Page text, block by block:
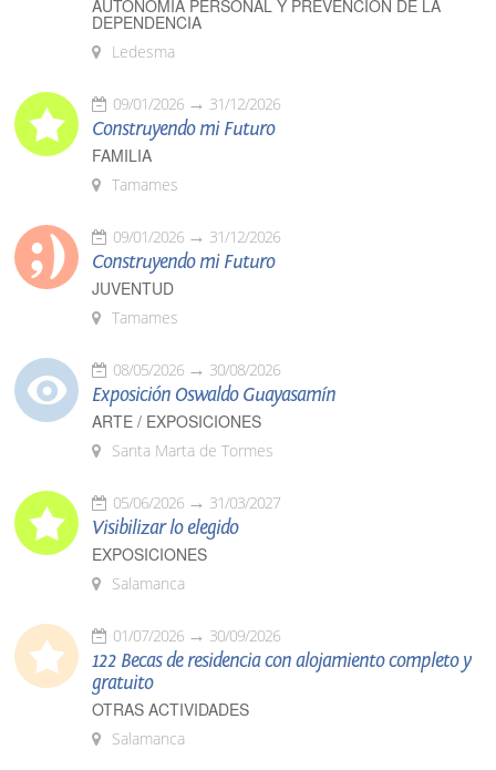
AUTONOMÍA PERSONAL Y PREVENCIÓN DE LA
DEPENDENCIA
Ledesma
09/01/2026 31/12/2026
Construyendo mi Futuro
FAMILIA
Tamames
09/01/2026 31/12/2026
Construyendo mi Futuro
JUVENTUD
Tamames
08/05/2026 30/08/2026
Exposición Oswaldo Guayasamín
ARTE / EXPOSICIONES
Santa Marta de Tormes
05/06/2026 31/03/2027
Visibilizar lo elegido
EXPOSICIONES
Salamanca
01/07/2026 30/09/2026
122 Becas de residencia con alojamiento completo y
gratuito
OTRAS ACTIVIDADES
Salamanca